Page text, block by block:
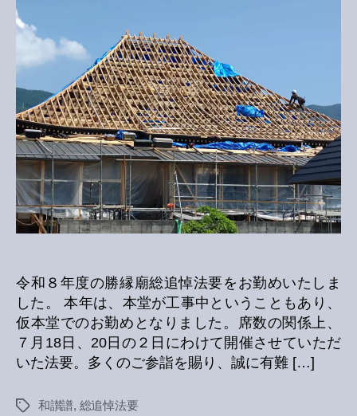
悼
法
要
へ
の
令和８年度の勝縁廟総追悼法要をお勤めいたしま
した。 本年は、本堂が工事中ということもあり、
仮本堂でのお勤めとなりました。席数の関係上、
７月18日、20日の２日にわけて開催させていただ
いた法要。多くのご参詣を賜り、誠に有難 […]
Tags和讃譜, 総追悼法要